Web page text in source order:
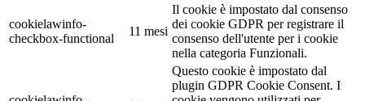
cookielawinfo-
checkbox-functional
11 mesi
Il cookie è impostato dal consenso
dei cookie GDPR per registrare il
consenso dell'utente per i cookie
nella categoria Funzionali.
Questo cookie è impostato dal
plugin GDPR Cookie Consent. I